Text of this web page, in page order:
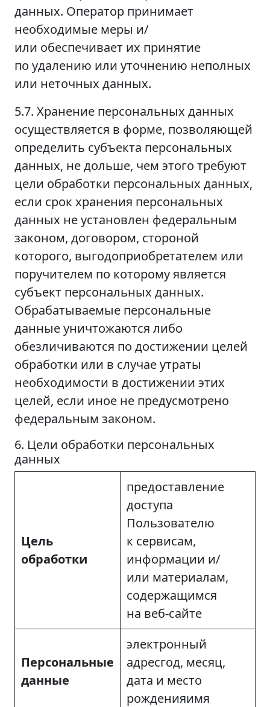
данных. Оператор принимает
необходимые меры и/
или обеспечивает их принятие
по удалению или уточнению неполных
или неточных данных.
5.7. Хранение персональных данных
осуществляется в форме, позволяющей
определить субъекта персональных
данных, не дольше, чем этого требуют
цели обработки персональных данных,
если срок хранения персональных
данных не установлен федеральным
законом, договором, стороной
которого, выгодоприобретателем или
поручителем по которому является
субъект персональных данных.
Обрабатываемые персональные
данные уничтожаются либо
обезличиваются по достижении целей
обработки или в случае утраты
необходимости в достижении этих
целей, если иное не предусмотрено
федеральным законом.
6. Цели обработки персональных
данных
Цель
обработки
предоставление
доступа
Пользователю
к сервисам,
информации и/
или материалам,
содержащимся
на веб-сайте
Персональные
данные
электронный
адресгод, месяц,
дата и место
рожденияимя